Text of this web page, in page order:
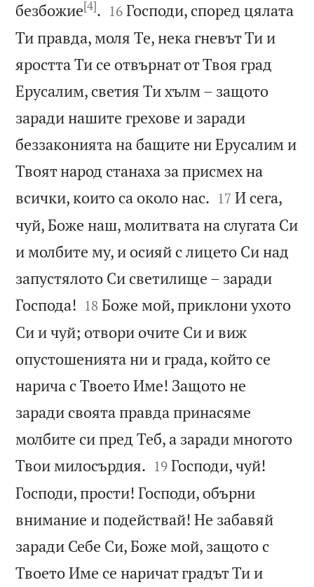
безбожие[4]. 

16 Господи, според цялата
Ти правда, моля Те, нека гневът Ти и
яростта Ти се отвърнат от Твоя град
Ерусалим, светия Ти хълм – защото
заради нашите грехове и заради
беззаконията на бащите ни Ерусалим и
Твоят народ станаха за присмех на
всички, които са около нас. 

17 И сега,
чуй, Боже наш, молитвата на слугата Си
и молбите му, и осияй с лицето Си над
запустялото Си светилище – заради
Господа! 

18 Боже мой, приклони ухото
Си и чуй; отвори очите Си и виж
опустошенията ни и града, който се
нарича с Твоето Име! Защото не
заради своята правда принасяме
молбите си пред Теб, а заради многото
Твои милосърдия. 

19 Господи, чуй!
Господи, прости! Господи, обърни
внимание и подействай! Не забавяй
заради Себе Си, Боже мой, защото с
Твоето Име се наричат градът Ти и